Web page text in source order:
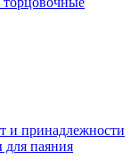
и принадлежности
для паяния